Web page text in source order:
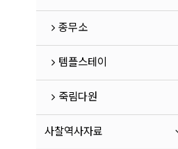
종무소
템플스테이
죽림다원
사찰역사자료